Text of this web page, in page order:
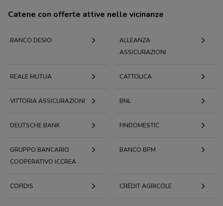
Catene con offerte attive nelle vicinanze
BANCO DESIO
ALLEANZA
ASSICURAZIONI
REALE MUTUA CATTOLICA
VITTORIA ASSICURAZIONI BNL
DEUTSCHE BANK FINDOMESTIC
GRUPPO BANCARIO
COOPERATIVO ICCREA
BANCO BPM
COFIDIS CRÉDIT AGRICOLE